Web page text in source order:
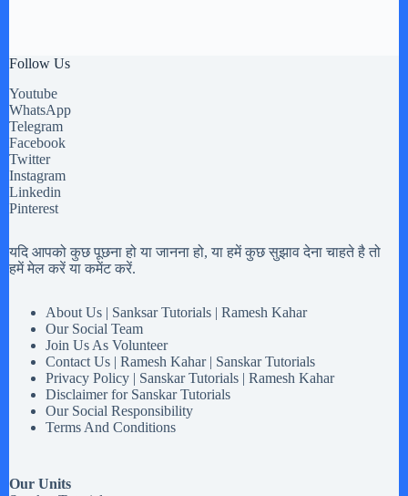
Follow Us
Youtube
WhatsApp
Telegram
Facebook
Twitter
Instagram
Linkedin
Pinterest
यदि आपको कुछ पूछना हो या जानना हो, या हमें कुछ सुझाव देना चाहते है तो
हमें मेल करें या कमेंट करें.
About Us | Sanksar Tutorials | Ramesh Kahar
Our Social Team
Join Us As Volunteer
Contact Us | Ramesh Kahar | Sanskar Tutorials
Privacy Policy | Sanskar Tutorials | Ramesh Kahar
Disclaimer for Sanskar Tutorials
Our Social Responsibility
Terms And Conditions
Our Units